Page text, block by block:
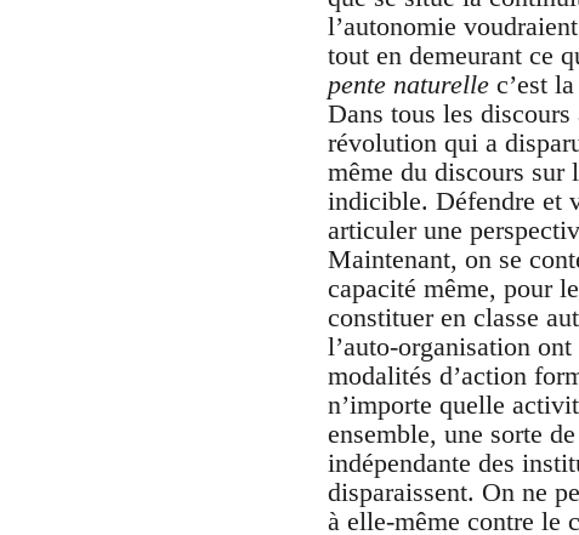
l’autonomie
tout en demeurant ce
pente naturellec’est
Dans tous les
révolution qui a
même du discours sur
indicible. Défendre et
articuler une
Maintenant, on se
capacité même, pour
constituer en classe
l’auto-organisation
modalités d’action
n’importe quelle
ensemble, une sorte
indépendante des
disparaissent. On ne
à elle-même contre le